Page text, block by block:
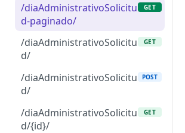
/diaAdministrativoSolicitu
d-paginado/
GET
/diaAdministrativoSolicitu
d/
GET
/diaAdministrativoSolicitu
d/
POST
/diaAdministrativoSolicitu
d/{id}/
GET